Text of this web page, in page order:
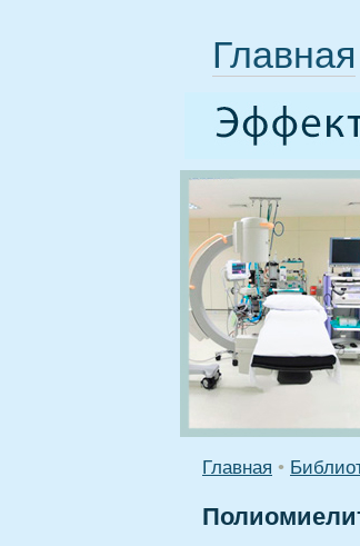
Главная
Главная •